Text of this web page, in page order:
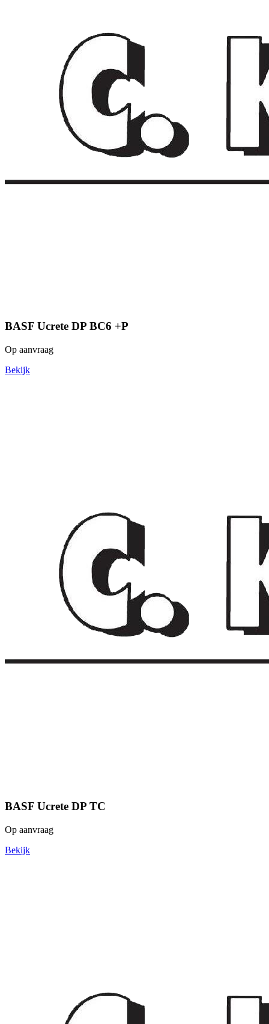
BASF Ucrete DP BC6 +P
Op aanvraag
Bekijk
BASF Ucrete DP TC
Op aanvraag
Bekijk